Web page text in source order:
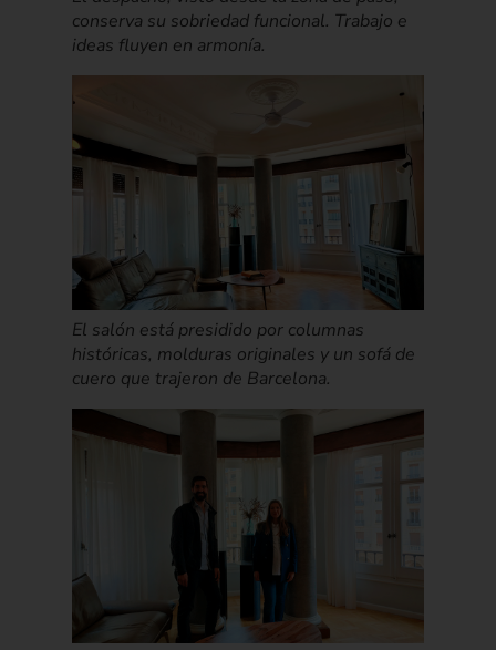
conserva su sobriedad funcional. Trabajo e
ideas fluyen en armonía.
El salón está presidido por columnas
históricas, molduras originales y un sofá de
cuero que trajeron de Barcelona.